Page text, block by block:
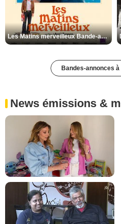
Les Matins merveilleux Bande-annonce VF
Bandes-annonces
News émissions &